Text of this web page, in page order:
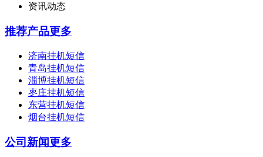
资讯动态
推荐产品更多
济南挂机短信
青岛挂机短信
淄博挂机短信
枣庄挂机短信
东营挂机短信
烟台挂机短信
公司新闻更多